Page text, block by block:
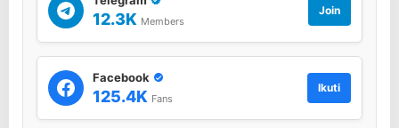
12.3K Members
Join
Facebook
125.4K Fans
Ikuti